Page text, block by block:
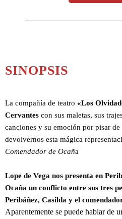
SINOPSIS
La compañía de teatro «Los
Cervantes con sus maletas, sus
canciones y su emoción por pisar
devolvernos esta mágica
Comendador de Ocaña​
Lope de Vega nos presenta en
Ocaña un conflicto entre sus tres
Peribáñez, Casilda y el
Aparentemente se puede hablar de